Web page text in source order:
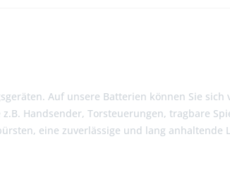
Auf unsere Batterien können Sie
Handsender, Torsteuerungen, tragbare
eine zuverlässige und lang